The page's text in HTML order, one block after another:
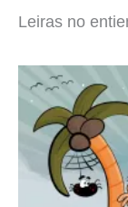
Leiras no